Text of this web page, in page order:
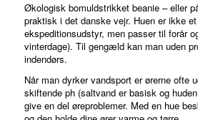
Økologisk bomuldstrikket beanie – eller
praktisk i det danske vejr. Huen er ikke
ekspeditionsudstyr, men passer til forår
vinterdage). Til gengæld kan man uden
indendørs.
Når man dyrker vandsport er ørerne ofte
skiftende ph (saltvand er basisk og huden
give en del øreproblemer. Med en hue